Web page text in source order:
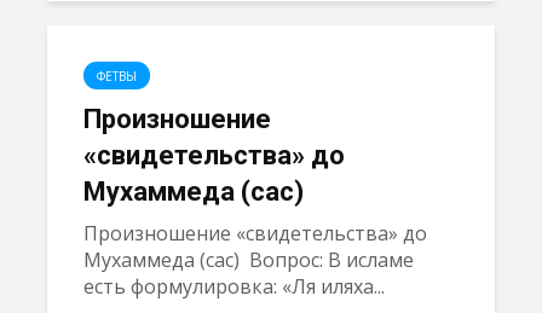
ФЕТВЫ
Произношение
«свидетельства» до
Мухаммеда (сас)
Произношение «свидетельства» до
Мухаммеда (сас) Вопрос: В исламе
есть формулировка: «Ля иляха...